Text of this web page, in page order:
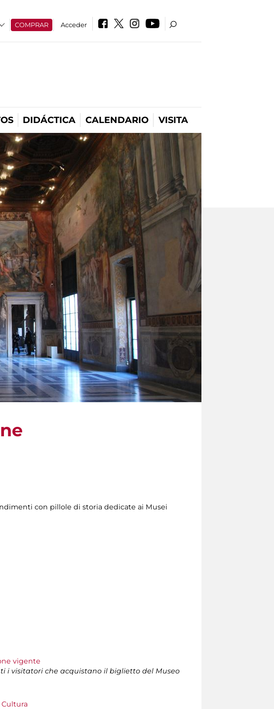
COMPRAR Acceder
DIDÁCTICA CALENDARIO VISITA
con pillole di storia dedicate ai Musei
vigente
i visitatori che acquistano il biglietto del Museo